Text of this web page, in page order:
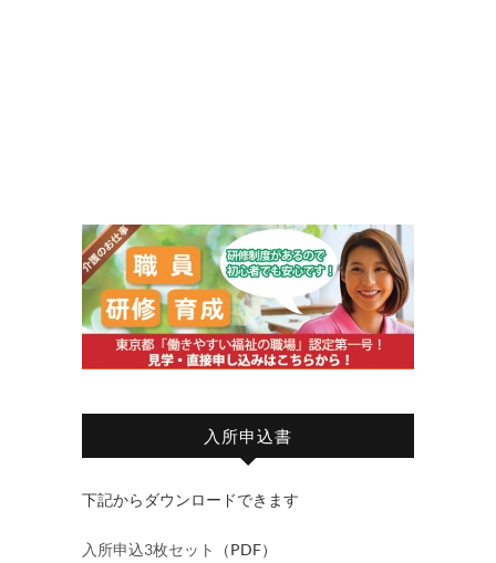
入所申込書
下記からダウンロードできます
入所申込3枚セット
（PDF）